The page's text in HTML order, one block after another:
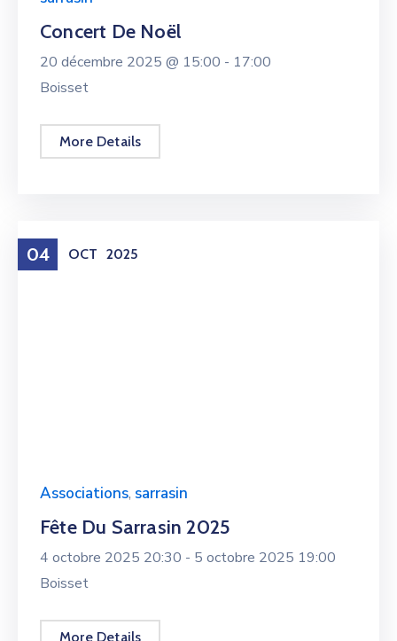
Concert De Noël
20 décembre 2025 @ 15:00 - 17:00
Boisset
More Details
04 OCT 2025
Associations, sarrasin
Fête Du Sarrasin 2025
4 octobre 2025 20:30 - 5 octobre 2025 19:00
Boisset
More Details